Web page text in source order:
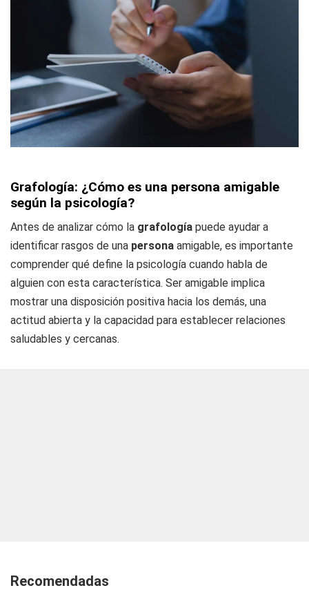
Grafología: ¿Cómo es una persona amigable
según la psicología?
Antes de analizar cómo la grafología puede ayudar a
identificar rasgos de una persona amigable, es importante
comprender qué define la psicología cuando habla de
alguien con esta característica. Ser amigable implica
mostrar una disposición positiva hacia los demás, una
actitud abierta y la capacidad para establecer relaciones
saludables y cercanas.
Recomendadas